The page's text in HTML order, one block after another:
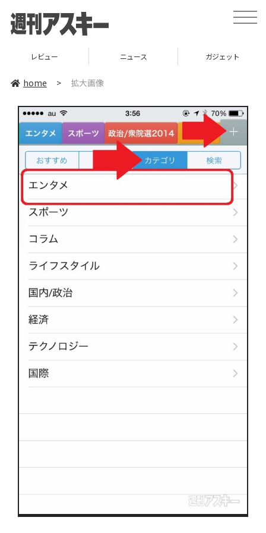
toggle
レビュー ニュース ガジェット
home > 拡大画像